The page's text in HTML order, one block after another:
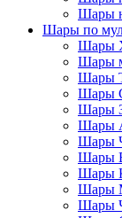
Шары
Шары по
Шары
Шары
Шары
Шары
Шары
Шары
Шары
Шары
Шары
Шары
Шары